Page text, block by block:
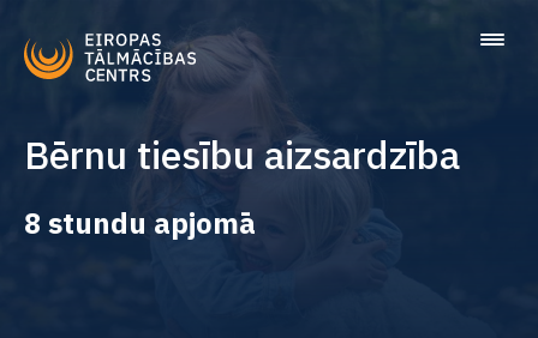
Bērnu tiesību aizsardzība
8 stundu apjomā